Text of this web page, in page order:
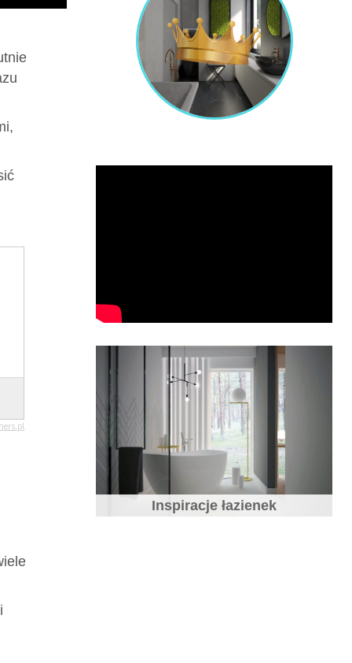
Inspiracje łazienek